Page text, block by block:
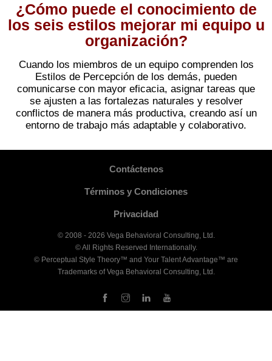
¿Cómo puede el conocimiento de
los seis estilos mejorar mi equipo u
organización?
Cuando los miembros de un equipo comprenden los
Estilos de Percepción de los demás, pueden
comunicarse con mayor eficacia, asignar tareas que
se ajusten a las fortalezas naturales y resolver
conflictos de manera más productiva, creando así un
entorno de trabajo más adaptable y colaborativo.
Contáctenos
Términos y Condiciones
Privacidad
© 2008 - 2026 Vega Behavioral Consulting, Ltd.
© All Rights Reserved Internationally.
© Perceptual Style Theory™ and Your Talent Advantage™ are
Trademarks of Vega Behavioral Consulting, Ltd.